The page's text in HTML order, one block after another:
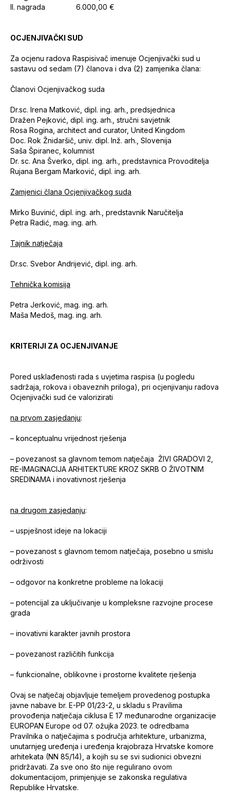
II. nagrada 6.000,00 €
OCJENJIVAČKI SUD
Za ocjenu radova Raspisivač imenuje Ocjenjivački sud u
sastavu od sedam (7) članova i dva (2) zamjenika člana:
Članovi Ocjenjivačkog suda
Dr.sc. Irena Matković, dipl. ing. arh., predsjednica
Dražen Pejković, dipl. ing. arh., stručni savjetnik
Rosa Rogina, architect and curator, United Kingdom
Doc. Rok Žnidaršič, univ. dipl. Inž. arh., Slovenija
Saša Špiranec, kolumnist
Dr. sc. Ana Šverko, dipl. ing. arh., predstavnica Provoditelja
Rujana Bergam Marković, dipl. ing. arh.
Zamjenici člana Ocjenjivačkog suda
Mirko Buvinić, dipl. ing. arh., predstavnik Naručitelja
Petra Radić, mag. ing. arh.
Tajnik natječaja
Dr.sc. Svebor Andrijević, dipl. ing. arh.
Tehnička komisija
Petra Jerković, mag. ing. arh.
Maša Medoš, mag. ing. arh.
KRITERIJI ZA OCJENJIVANJE
Pored usklađenosti rada s uvjetima raspisa (u pogledu
sadržaja, rokova i obaveznih priloga), pri ocjenjivanju radova
Ocjenjivački sud će valorizirati
na prvom zasjedanju:
– konceptualnu vrijednost rješenja
– povezanost sa glavnom temom natječaja ŽIVI GRADOVI 2,
RE-IMAGINACIJA ARHITEKTURE KROZ SKRB O ŽIVOTNIM
SREDINAMA i inovativnost rješenja
na drugom zasjedanju:
– uspješnost ideje na lokaciji
– povezanost s glavnom temom natječaja, posebno u smislu
održivosti
– odgovor na konkretne probleme na lokaciji
– potencijal za uključivanje u kompleksne razvojne procese
grada
– inovativni karakter javnih prostora
– povezanost različitih funkcija
– funkcionalne, oblikovne i prostorne kvalitete rješenja
Ovaj se natječaj objavljuje temeljem provedenog postupka
javne nabave br. E-PP 01/23-2, u skladu s Pravilima
provođenja natječaja ciklusa E 17 međunarodne organizacije
EUROPAN Europe od 07. ožujka 2023. te odredbama
Pravilnika o natječajima s područja arhitekture, urbanizma,
unutarnjeg uređenja i uređenja krajobraza Hrvatske komore
arhitekata (NN 85/14), a kojih su se svi sudionici obvezni
pridržavati. Za sve ono što nije regulirano ovom
dokumentacijom, primjenjuje se zakonska regulativa
Republike Hrvatske.